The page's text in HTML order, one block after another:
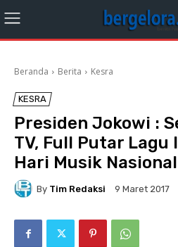
Beranda Berita Kesra
KESRA
Presiden Jokowi :
TV, Full Putar Lagu
Hari Musik Nasional
By Tim Redaksi 9 Maret 2017